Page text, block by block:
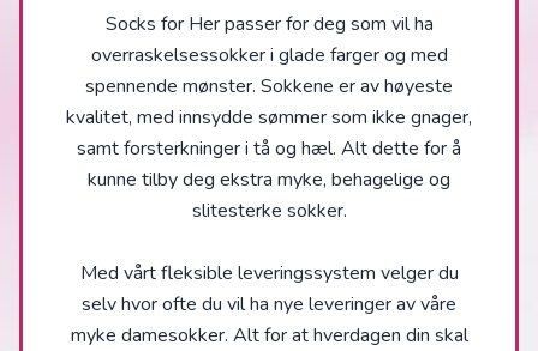
Socks for Her passer for deg som vil ha
overraskelsessokker i glade farger og med
spennende mønster. Sokkene er av høyeste
kvalitet, med innsydde sømmer som ikke gnager,
samt forsterkninger i tå og hæl. Alt dette for å
kunne tilby deg ekstra myke, behagelige og
slitesterke sokker.
Med vårt fleksible leveringssystem velger du
selv hvor ofte du vil ha nye leveringer av våre
myke damesokker. Alt for at hverdagen din skal